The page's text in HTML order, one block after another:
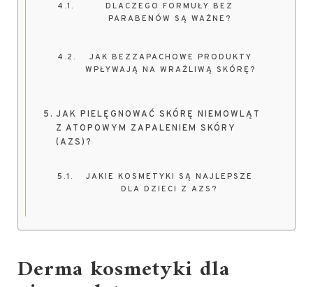
DLACZEGO FORMUŁY BEZ
PARABENÓW SĄ WAŻNE?
JAK BEZZAPACHOWE PRODUKTY
WPŁYWAJĄ NA WRAŻLIWĄ SKÓRĘ?
JAK PIELĘGNOWAĆ SKÓRĘ NIEMOWLĄT
Z ATOPOWYM ZAPALENIEM SKÓRY
(AZS)?
JAKIE KOSMETYKI SĄ NAJLEPSZE
DLA DZIECI Z AZS?
Derma kosmetyki dla